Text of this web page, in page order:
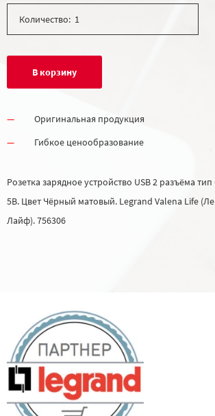
Количество:
В корзину
Оригинальная продукция
Гибкое ценообразование
Розетка зарядное устройство USB 2 разъёма
5В. Цвет Чёрный матовый. Legrand Valena Life
Лайф). 756306